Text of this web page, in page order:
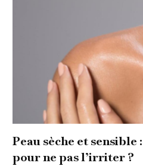
Peau sèche et
pour ne pas l’irriter ?